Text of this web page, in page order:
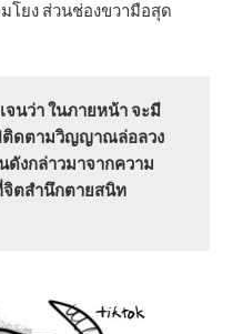
โยง ส่วนช่องขวามือสุด
นว่า ในภายหน้า จะมี
ติดตามวิญญาณล่อลวง
งกล่าวมาจากความ
ตสำนึกตายสนิท